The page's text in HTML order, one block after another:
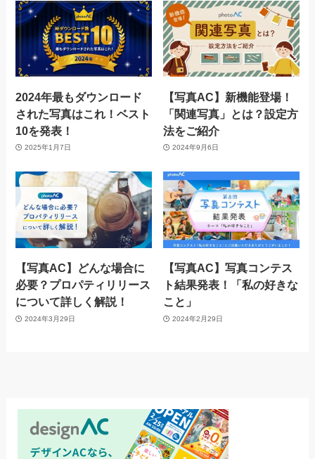
2024年最もダウンロード
された写真はこれ！ベスト
10を発表！
2025年1月7日
【写真AC】新機能登場！
「関連写真」とは？設定方
法をご紹介
2024年9月6日
【写真AC】どんな場合に
必要？プロパティリリース
について詳しく解説！
2024年3月29日
【写真AC】写真コンテス
ト結果発表！「私の好きな
こと」
2024年2月29日